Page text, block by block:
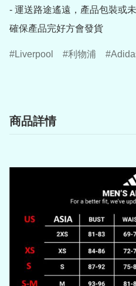
- 運送路途遙遠，產品包裝或
確保產品完好方會發貨
Liverpool 利物浦
商品詳情